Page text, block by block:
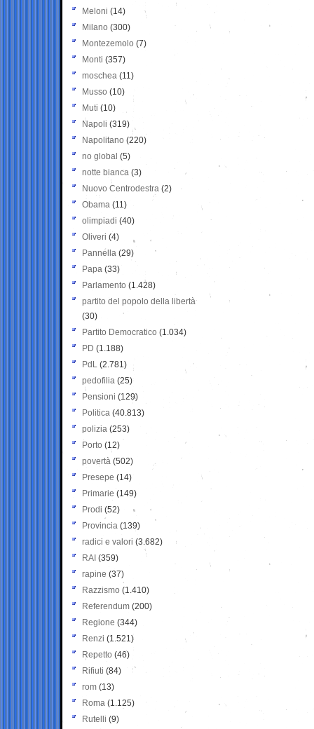
Meloni (14)
Milano (300)
Montezemolo (7)
Monti (357)
moschea (11)
Musso (10)
Muti (10)
Napoli (319)
Napolitano (220)
no global (5)
notte bianca (3)
Nuovo Centrodestra (2)
Obama (11)
olimpiadi (40)
Oliveri (4)
Pannella (29)
Papa (33)
Parlamento (1.428)
partito del popolo della libertà
(30)
Partito Democratico (1.034)
PD (1.188)
PdL (2.781)
pedofilia (25)
Pensioni (129)
Politica (40.813)
polizia (253)
Porto (12)
povertà (502)
Presepe (14)
Primarie (149)
Prodi (52)
Provincia (139)
radici e valori (3.682)
RAI (359)
rapine (37)
Razzismo (1.410)
Referendum (200)
Regione (344)
Renzi (1.521)
Repetto (46)
Rifiuti (84)
rom (13)
Roma (1.125)
Rutelli (9)